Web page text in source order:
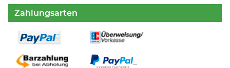
Zahlungsarten